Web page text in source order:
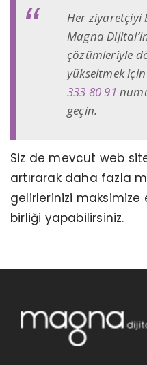
Her ziyaretçiyi
Magna
çözümleriyle
yükseltmek
333 80 91
geçin.
Siz de mevcut web
artırarak daha fazla
gelirlerinizi
birliği yapabilirsiniz.